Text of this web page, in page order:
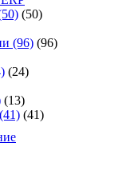
(50)
(96) (96)
(24)
(13)
(41) (41)